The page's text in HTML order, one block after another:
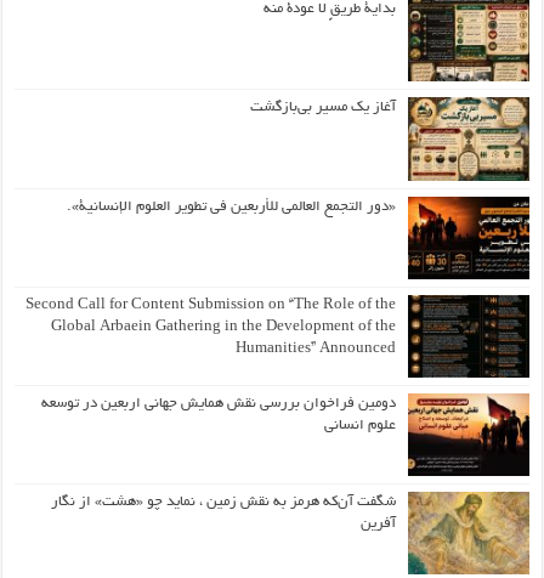
بداية طريقٍ لا عودة منه
آغاز یک مسیر بی‌بازگشت
«دور التجمع العالمي للأربعين في تطوير العلوم الإنسانية».
Second Call for Content Submission on “The Role of the
Global Arbaein Gathering in the Development of the
Humanities” Announced
دومین فراخوان بررسی نقش همایش جهانی اربعین در توسعه
علوم انسانی
شگفت آن‌که هرمز به نقش زمین ، نماید چو «هشت» از نگار
آفرین